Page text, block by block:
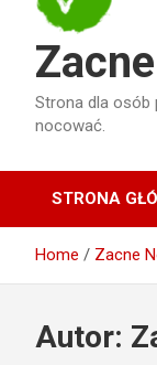
Strona dla osób
nocować.
STRONA
Home Zacne
Autor: